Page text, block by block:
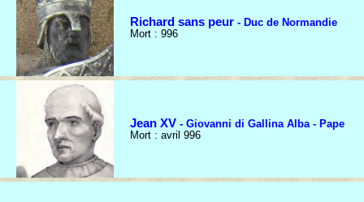
Richard sans peur - Duc de Normandie
Mort : 996
Jean XV - Giovanni di Gallina Alba - Pape
Mort : avril 996